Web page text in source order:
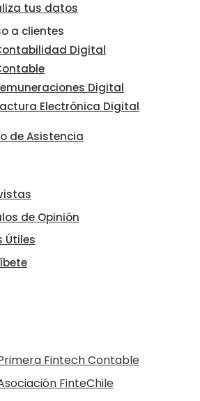
tus datos
a clientes
Digital
Digital
Electrónica Digital
de Asistencia
de Opinión
Útiles
Fintech Contable
FinteChile